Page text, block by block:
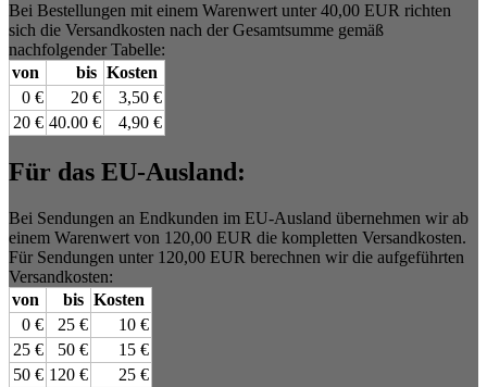
Bei Bestellungen mit einem Warenwert unter 40,00 EUR richten
sich die Versandkosten nach der Gesamtsumme gemäß
nachfolgender Tabelle:
von
bis Kosten
0 €
20 €
3,50 €
20 € 40.00 € 4,90 €
Für das EU-Ausland:
Bei Sendungen an Endkunden im EU-Ausland übernehmen wir ab
einem Warenwert von 120,00 EUR die kompletten Versandkosten.
Für Sendungen unter 120,00 EUR berechnen wir die aufgeführten
Versandkosten:
von
bis Kosten
0 €
25 €
10 €
25 €
50 €
15 €
50 € 120 €
25 €